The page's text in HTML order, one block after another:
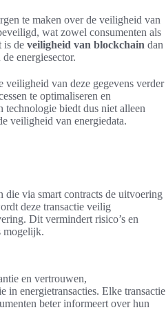
te maken over de veiligheid van
wat zowel consumenten als
is de veiligheid van blockchain dan
energiesector.
van deze gegevens verder
te optimaliseren en
biedt dus niet alleen
veiligheid van energiedata.
die via smart contracts de uitvoering
deze transactie veilig
Dit vermindert risico’s en
mogelijk.
en vertrouwen,
in energietransacties. Elke transactie
beter informeert over hun